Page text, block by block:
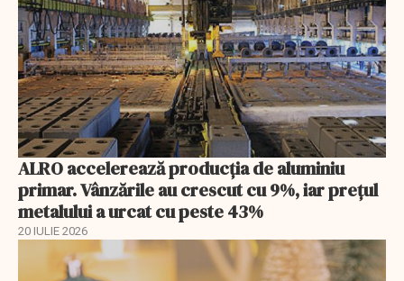
ALRO accelerează producția de aluminiu
primar. Vânzările au crescut cu 9%, iar prețul
metalului a urcat cu peste 43%
20 IULIE 2026